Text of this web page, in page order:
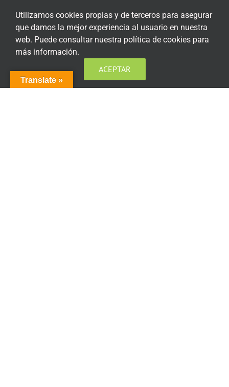
Aviso Legal
Política de privacidad
Política de privacidad Redes Sociales
Política de cookies
Translate »
Utilizamos cookies propias y de terceros para asegurar
que damos la mejor experiencia al usuario en nuestra
web. Puede consultar nuestra política de cookies para
más información.
ACEPTAR